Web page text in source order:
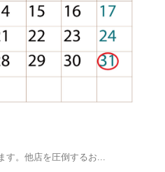
す。他店を圧倒するお...